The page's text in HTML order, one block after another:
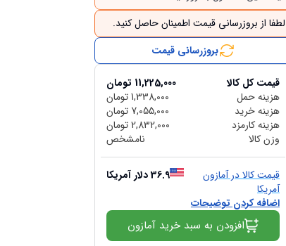
لطفا از بروزرسانی قیمت اطمینان حاصل کنید.
بروزرسانی قیمت
قیمت کل کالا 11,225,000 تومان
هزینه حمل
1,338,000 تومان
هزینه خرید
7,055,000 تومان
هزینه کارمزد
2,832,000 تومان
وزن کالا
نامشخص
قیمت کالا در آمازون
آمریکا
36.9 دلار آمریکا
اضافه کردن توضیحات
افزودن به سبد خرید آمازون